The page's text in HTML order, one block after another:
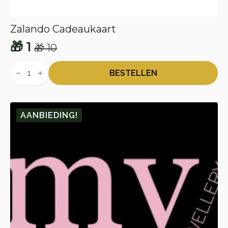
Zalando Cadeaukaart
🎁10
Oorspronkelijke
prijs
🎁 10.
🎁 1
Huidige
prijs
🎁 1.
Cadeaukaart
BESTELLEN
AANBIEDING!